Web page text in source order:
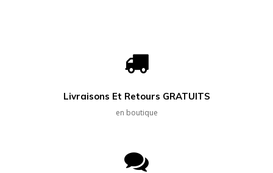
Livraisons Et Retours GRATUITS
en boutique